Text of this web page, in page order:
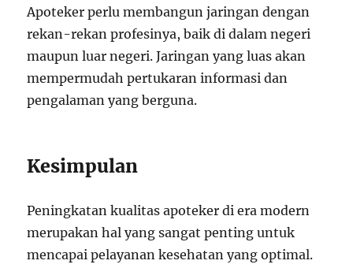
Apoteker perlu membangun jaringan dengan
rekan-rekan profesinya, baik di dalam negeri
maupun luar negeri. Jaringan yang luas akan
mempermudah pertukaran informasi dan
pengalaman yang berguna.
Kesimpulan
Peningkatan kualitas apoteker di era modern
merupakan hal yang sangat penting untuk
mencapai pelayanan kesehatan yang optimal.